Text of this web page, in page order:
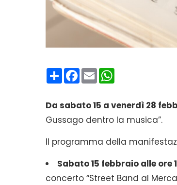
CondividiFacebook
Email
Da sabato 15 a venerdì 28
Gussago dentro la musica”.
Il programma della
Sabato 15 febbraio alle ore
concerto “Street Band al